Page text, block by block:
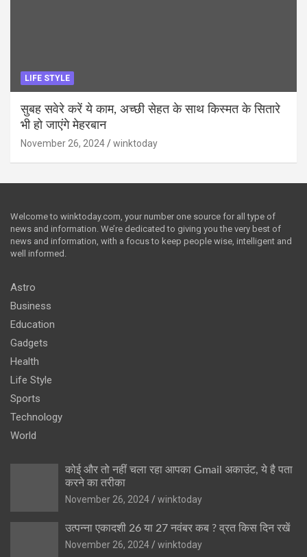
LIFE STYLE
सुबह सवेरे करें ये काम, अच्छी सेहत के साथ किस्मत के सितारे
भी हो जाएंगे मेहरबान
November 26, 2024 winktoday
Welcome to winktoday.com, your number one source for all type of
news and information. We’re dedicated to giving you the very best of
news and information, with a focus to keep people wise, intelligent and
well informed.
Astro
Business
Education
Gadgets
Health
Life Style
Sports
Technology
World
कोई और तो नहीं चला रहा आपका Gmail अकाउंट, ये है पता
करने का तरीका
November 26, 2024
winktoday
उत्पन्ना एकादशी 26 या 27 नवंबर कब ? व्रत किस दिन रखें
November 26, 2024
winktoday